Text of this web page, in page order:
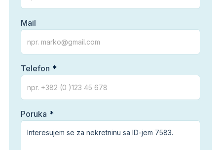
Mail
Telefon
Poruka